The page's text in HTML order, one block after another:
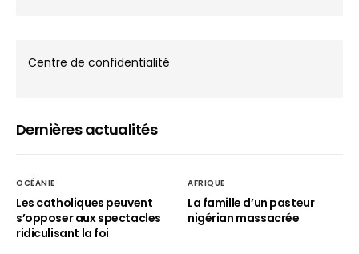
Centre de confidentialité
Dernières actualités
OCÉANIE
Les catholiques peuvent
s’opposer aux spectacles
ridiculisant la foi
AFRIQUE
La famille d’un pasteur
nigérian massacrée